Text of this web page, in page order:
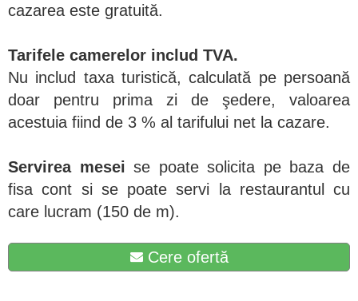
cazarea este gratuită.
Tarifele camerelor includ TVA.
Nu includ taxa turistică, calculată pe persoană
doar pentru prima zi de şedere, valoarea
acestuia fiind de 3 % al tarifului net la cazare.
Servirea meseise poate solicita pe baza de
fisa cont si se poate servi la restaurantul cu
care lucram (150 de m).
Cere ofertă